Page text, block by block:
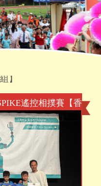
】
遙控相撲賽【香
組】